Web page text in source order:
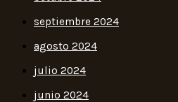
septiembre 2024
agosto 2024
julio 2024
junio 2024